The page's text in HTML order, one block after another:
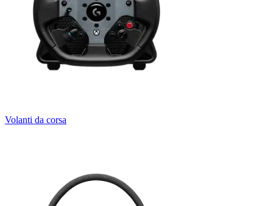
Volanti da corsa